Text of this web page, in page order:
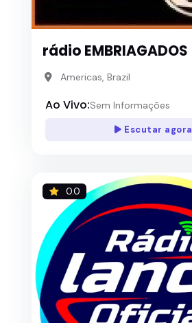
rádio EMBRIAGADOS
Americas, Brazil
Ao Vivo:Sem Informações
Escutar agora
0.0